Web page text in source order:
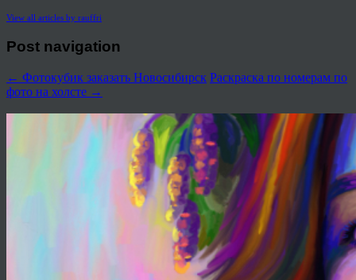
View all articles by rauffri
Post navigation
← Фотокубик заказать Новосибирск Раскраска по номерам по
фото на холсте →